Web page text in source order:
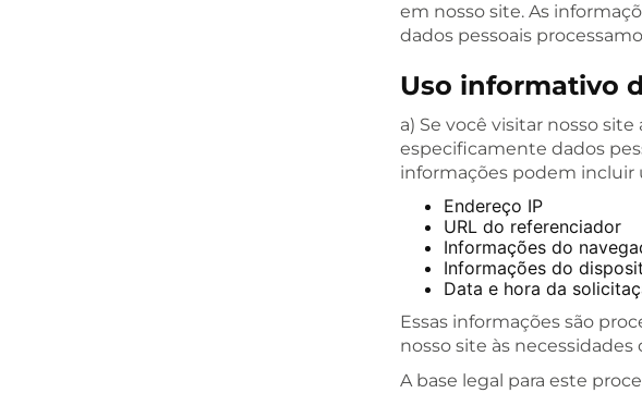
em nosso site. As
dados pessoais
Uso informativo
a) Se você visitar nosso
especificamente dados
informações podem incluir
Endereço IP
URL do referenciador
Informações do
Informações do
Data e hora da
Essas informações são
nosso site às
A base legal para este